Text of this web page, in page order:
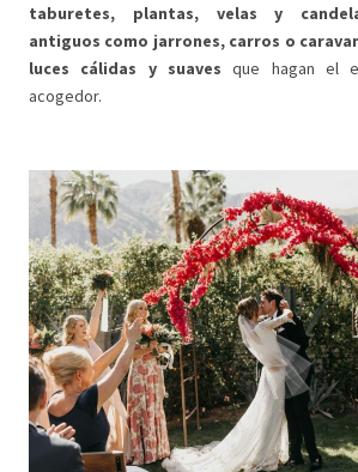
taburetes, plantas, velas y
antiguos como jarrones, carros o
luces cálidas y suaves que hagan el
acogedor.